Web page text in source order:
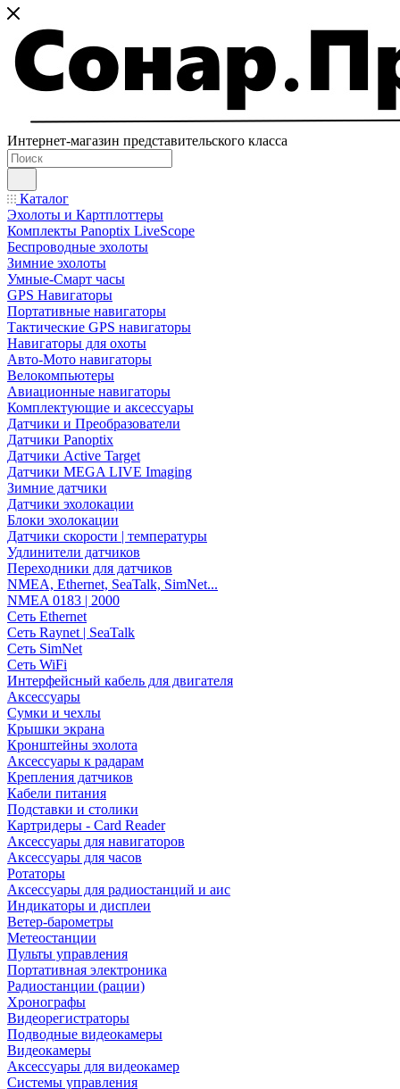
Интернет-магазин представительского класса
Каталог
Эхолоты и Картплоттеры
Комплекты Panoptix LiveScope
Беспроводные эхолоты
Зимние эхолоты
Умные-Смарт часы
GPS Навигаторы
Портативные навигаторы
Тактические GPS навигаторы
Навигаторы для охоты
Авто-Мото навигаторы
Велокомпьютеры
Авиационные навигаторы
Комплектующие и аксессуары
Датчики и Преобразователи
Датчики Panoptix
Датчики Active Target
Датчики MEGA LIVE Imaging
Зимние датчики
Датчики эхолокации
Блоки эхолокации
Датчики скорости | температуры
Удлинители датчиков
Переходники для датчиков
NMEA, Ethernet, SeaTalk, SimNet...
NMEA 0183 | 2000
Сеть Ethernet
Сеть Raynet | SeaTalk
Сеть SimNet
Сеть WiFi
Интерфейсный кабель для двигателя
Аксессуары
Сумки и чехлы
Крышки экрана
Кронштейны эхолота
Аксессуары к радарам
Крепления датчиков
Кабели питания
Подставки и столики
Картридеры - Card Reader
Аксессуары для навигаторов
Аксессуары для часов
Ротаторы
Аксессуары для радиостанций и аис
Индикаторы и дисплеи
Ветер-барометры
Метеостанции
Пульты управления
Портативная электроника
Радиостанции (рации)
Хронографы
Видеорегистраторы
Подводные видеокамеры
Видеокамеры
Аксессуары для видеокамер
Системы управления